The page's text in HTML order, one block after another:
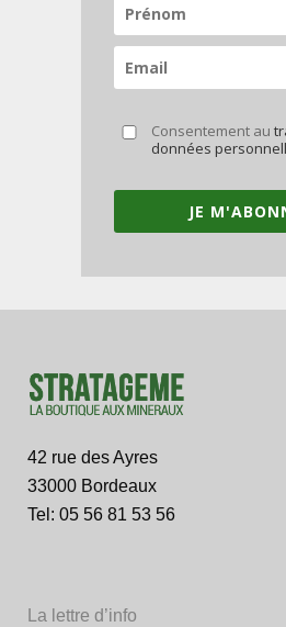
Consentement au
données
JE
42 rue des Ayres
33000 Bordeaux
Tel: 05 56 81 53 56
La lettre d’info